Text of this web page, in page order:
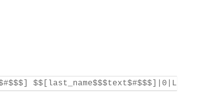
$$[last_name$$$text$#$$$]|0|L